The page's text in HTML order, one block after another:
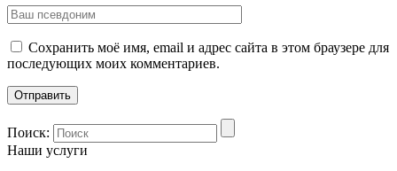
Сохранить моё имя, email и адрес сайта в этом браузере для
последующих моих комментариев.
Поиск:
Наши услуги